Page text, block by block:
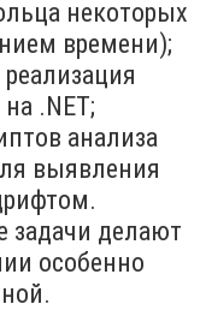
некоторых
времени);
.NET;
анализа
выявления
задачи делают
особенно